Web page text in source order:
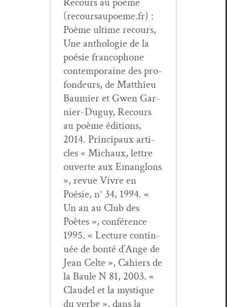
(recoursaupoeme.fr) :
Poème ultime recours,
Une antholo­gie de la
poésie fran­coph­o­ne
con­tem­po­raine des pro­
fondeurs, de Matthieu
Bau­mi­er et Gwen Gar­
nier-Duguy, Recours
au poème édi­tions,
2014. Prin­ci­paux arti­
cles « Michaux, let­tre
ouverte aux Eman­glons
», revue Vivre en
Poésie, n° 34, 1994. «
Un an au Club des
Poètes », con­férence
1995. « Lec­ture con­tin­
uée de bon­té d’Ange de
Jean Celte », Cahiers de
la Baule N 81, 2003. «
Claudel et la mys­tique
du verbe », dans la